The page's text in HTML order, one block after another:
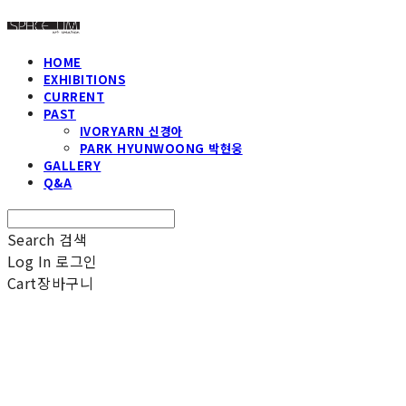
HOME
EXHIBITIONS
CURRENT
PAST
IVORYARN 신경아
PARK HYUNWOONG 박현웅
GALLERY
Q&A
Search 검색
Log In 로그인
Cart장바구니